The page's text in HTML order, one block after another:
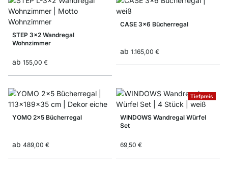
STEP 3x2 Wandregal
Wohnzimmer
ab 155,00 €
CASE 3x6 Bücherregal
ab 1.165,00 €
YOMO 2x5 Bücherregal
ab 489,00 €
Tiefpreis
WINDOWS Wandregal Würfel
Set
69,50 €